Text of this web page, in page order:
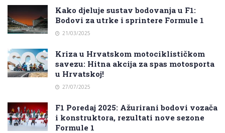
Kako djeluje sustav bodovanja u F1:
Bodovi za utrke i sprintere Formule 1
21/03/2025
Kriza u Hrvatskom motociklističkom
savezu: Hitna akcija za spas motosporta
u Hrvatskoj!
27/07/2025
F1 Poredaj 2025: Ažurirani bodovi vozača
i konstruktora, rezultati nove sezone
Formule 1